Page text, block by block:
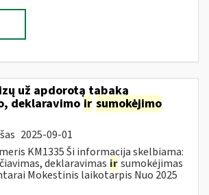
už apdorotą tabaką
deklaravimo ir sumokėjimo
2025-09-01
KM1335 Ši informacija skelbiama:
deklaravimas irsumokėjimas
Mokestinis laikotarpis Nuo 2025